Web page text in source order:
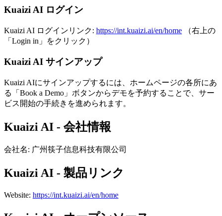
Kuaizi AI ログイン
Kuaizi AI ログインリンク: https://int.kuaizi.ai/en/home （右上の
「Login in」をクリック）
Kuaizi AI サインアップ
Kuaizi AIにサインアップするには、ホームページの各所にあ
る「Book a Demo」ボタンからデモを予約することで、サー
ビス開始の手続きを進められます。
Kuaizi AI - 会社情報
会社名: 广州筷子信息科技有限公司
Kuaizi AI - 製品リンク
Website: https://int.kuaizi.ai/en/home